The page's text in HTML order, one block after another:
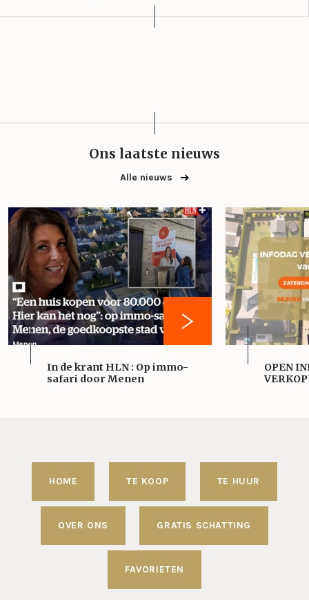
Ons laatste nieuws
Alle nieuws
In de krant HLN : Op immo-
safari door Menen
OPEN
HOME TE KOOP TE HUUR
OVER ONS GRATIS SCHATTING
FAVORIETEN